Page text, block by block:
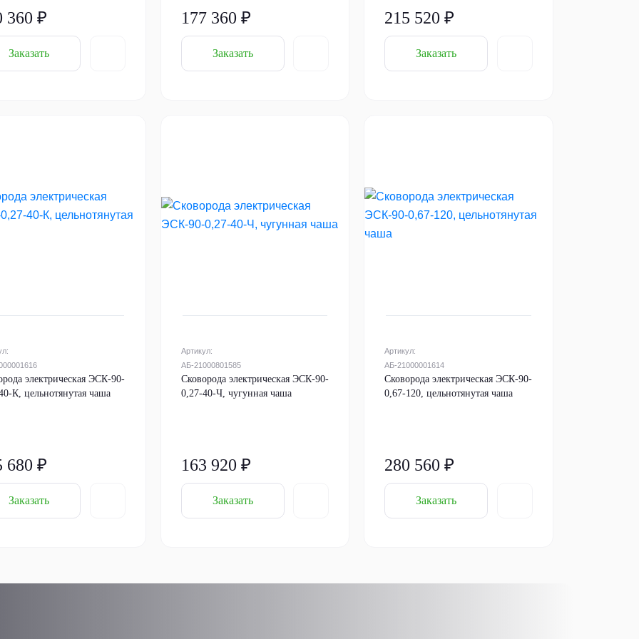
360 ₽
Заказать
177 360 ₽
Заказать
215 520 ₽
Заказать
электрическая ЭСК-90-
К, цельнотянутая чаша
680 ₽
Заказать
Артикул:
АБ-21000801585
Сковорода электрическая ЭСК-90-
0,27-40-Ч, чугунная чаша
163 920 ₽
Заказать
Артикул:
АБ-21000001614
Cковорода электрическая ЭСК-90-
0,67-120, цельнотянутая чаша
280 560 ₽
Заказать